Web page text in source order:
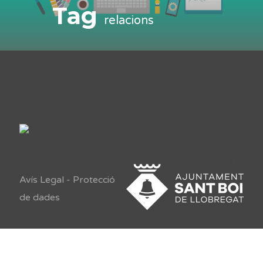
Tagrelacions
Avís Legal - Protecció
de dades